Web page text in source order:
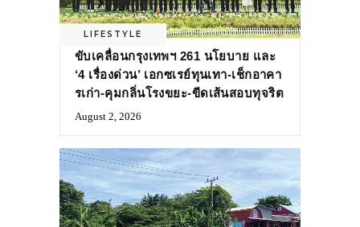
LIFESTYLE
ขับเคลื่อนกรุงเทพฯ 261 นโยบาย และ
‘4 เรื่องด่วน’ เอกซเรย์ทุนเทา-เช็กอาคา
รเก่า-คุมกลิ่นโรงขยะ-ขีดเส้นสอบทุจริต
August 2, 2026